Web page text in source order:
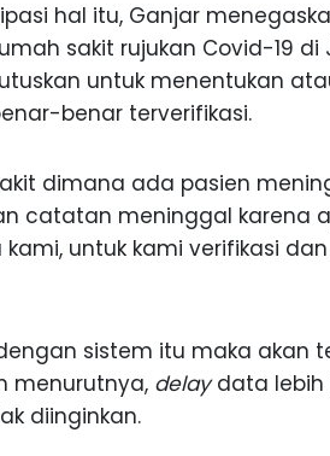
hal itu, Ganjar
sakit rujukan Covid-19
untuk menentukan
benar terverifikasi.
dimana ada pasien
catatan meninggal karena
kami, untuk kami verifikasi
sistem itu maka akan
menurutnya, delaydata
diinginkan.